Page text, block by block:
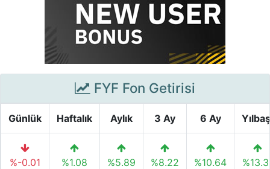
FYF Fon Getirisi
Günlük Haftalık Aylık 3 Ay 6 Ay
%-0.01 %1.08 %5.89 %8.22 %10.64